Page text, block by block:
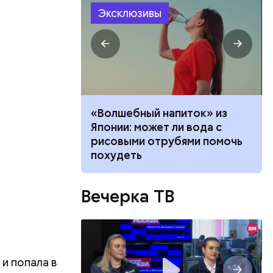
попала в
Эксклюзивы
«Волшебный напиток» из
Японии: может ли вода с
рисовыми отрубями помочь
похудеть
Вечерка ТВ